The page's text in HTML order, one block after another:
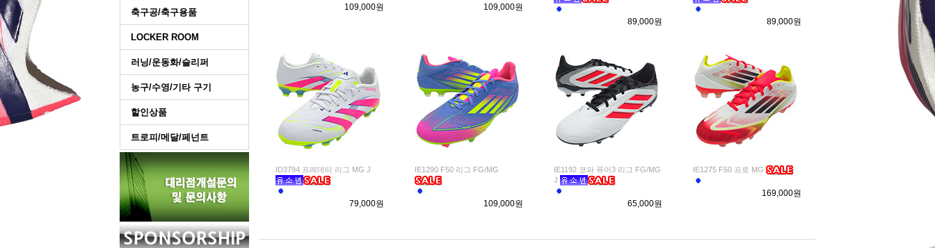
축구공/축구용품
LOCKER ROOM
러닝/운동화/슬리퍼
농구/수영/기타 구기
할인상품
트로피/메달/페넌트
109,000원 109,000원
89,000원 89,000원
ID3794 프레데터 리그 MG J
79,000원
IE1290 F50 리그 FG/MG
109,000원
IE1192 코파 퓨어3 리그 FG/MG
J
65,000원
IE1275 F50 프로 MG
169,000원